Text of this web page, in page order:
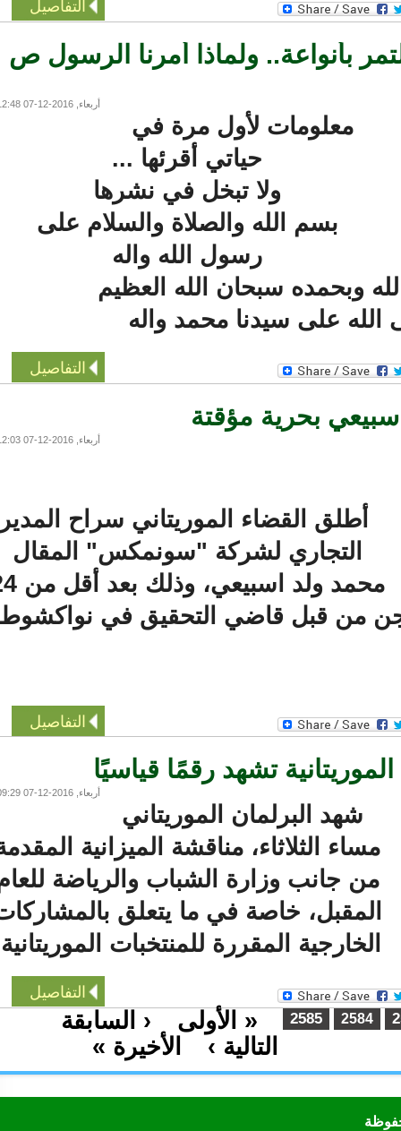
التفاصيل
بأنواعة.. ولماذا أمرنا الرسول ص
أربعاء, 2016-12-07 12:48
معلومات لأول مرة في
حياتي أقرئها ...
ولا تبخل في نشرها
بسم الله والصلاة والسلام على
رسول الله واله
وبحمده سبحان الله العظيم
على سيدنا محمد واله
التفاصيل
بحرية مؤقتة
أربعاء, 2016-12-07 12:03
أطلق القضاء الموريتاني سراح المدير
التجاري لشركة "سونمكس" المقال
محمد ولد اسبيعي، وذلك بعد أقل من 24
من قبل قاضي التحقيق في نواكشوط.
التفاصيل
تشهد رقمًا قياسيًا
أربعاء, 2016-12-07 09:29
شهد البرلمان الموريتاني
مساء الثلاثاء، مناقشة الميزانية المقدمة
من جانب وزارة الشباب والرياضة للعام
المقبل، خاصة في ما يتعلق بالمشاركات
الخارجية المقررة للمنتخبات الموريتانية.
التفاصيل
« الأولى ‹ السابقة 2584
2585
التالية › الأخيرة »